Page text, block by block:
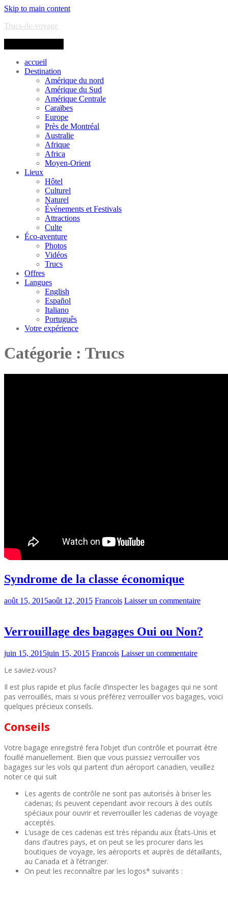
Skip to main content
Trucs-de-voyage
accueil
Destination
Amérique du nord
Amérique du Sud
Amérique Centrale
Caraïbes
Europe
Près de Montréal
Australie
Afrique
Africa
Moyen-Orient
Lieux
Hôtel
Culturel
Naturel
Événements et Festivals
Attractions
Culte
Éco-aventure
Photos
Vidéos
Trucs
Offres
Langues
English
Español
Italiano
Português
Votre expérience
Catégorie : Trucs
Syndrome de la classe économique
août 15, 2015août 12, 2015 Francois Laisser un commentaire
Verrouillage des bagages Oui ou Non?
juin 15, 2015juin 15, 2015 Francois Laisser un commentaire
Le saviez-vous?
Il est plus rapide et plus facile d’inspecter les bagages qui ne sont
pas verrouillés, mais si vous préférez verrouiller vos bagages, voici
quelques précieux conseils.
Conseils
Votre bagage enregistré fera l’objet d’un contrôle et pourrait être
fouillé manuellement. Bien que vous puissiez verrouiller vos
bagages sur les vols qui partent d’un aéroport canadien, veuillez
noter ce qui suit
Les agents de contrôle ne sont pas autorisés à briser les
cadenas; ils peuvent cependant avoir recours à des outils
spéciaux pour ouvrir et reverrouiller les cadenas de voyage
acceptés.
L’usage de ces cadenas est très répandu aux États-Unis et
dans d’autres pays, et on peut se les procurer dans les
boutiques de voyage, les aéroports et auprès de détaillants,
au Canada et à l’étranger.
On peut les reconnaître par les logos* suivants :